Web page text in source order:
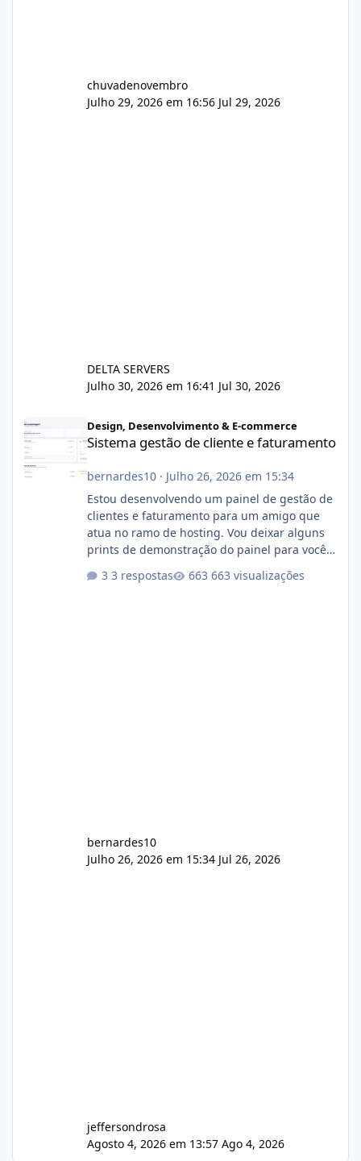
chuvadenovembro
Julho 29, 2026 em 16:56 Jul 29, 2026
DELTA SERVERS
Julho 30, 2026 em 16:41 Jul 30, 2026
Design, Desenvolvimento & E-commerce
Sistema gestão de cliente e faturamento
bernardes10· Julho 26, 2026 em 15:34
Estou desenvolvendo um painel de gestão de
clientes e faturamento para um amigo que
atua no ramo de hosting. Vou deixar alguns
prints de demonstração do painel para vocês
com cerca de 80% concluído e conta com
3 respostas 663 visualizações
bernardes10
Julho 26, 2026 em 15:34 Jul 26, 2026
jeffersondrosa
Agosto 4, 2026 em 13:57 Ago 4, 2026